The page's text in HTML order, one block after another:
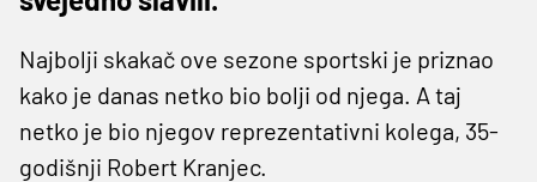
Najbolji skakač ove sezone sportski je priznao
kako je danas netko bio bolji od njega. A taj
netko je bio njegov reprezentativni kolega, 35-
godišnji Robert Kranjec.